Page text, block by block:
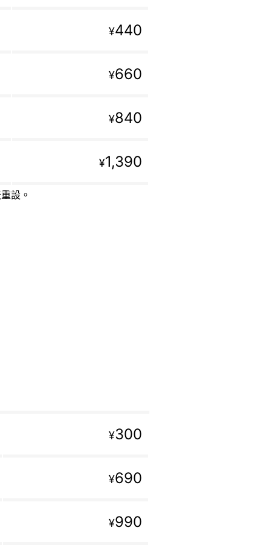
¥440
¥660
¥840
¥1,390
設。
¥300
¥690
¥990